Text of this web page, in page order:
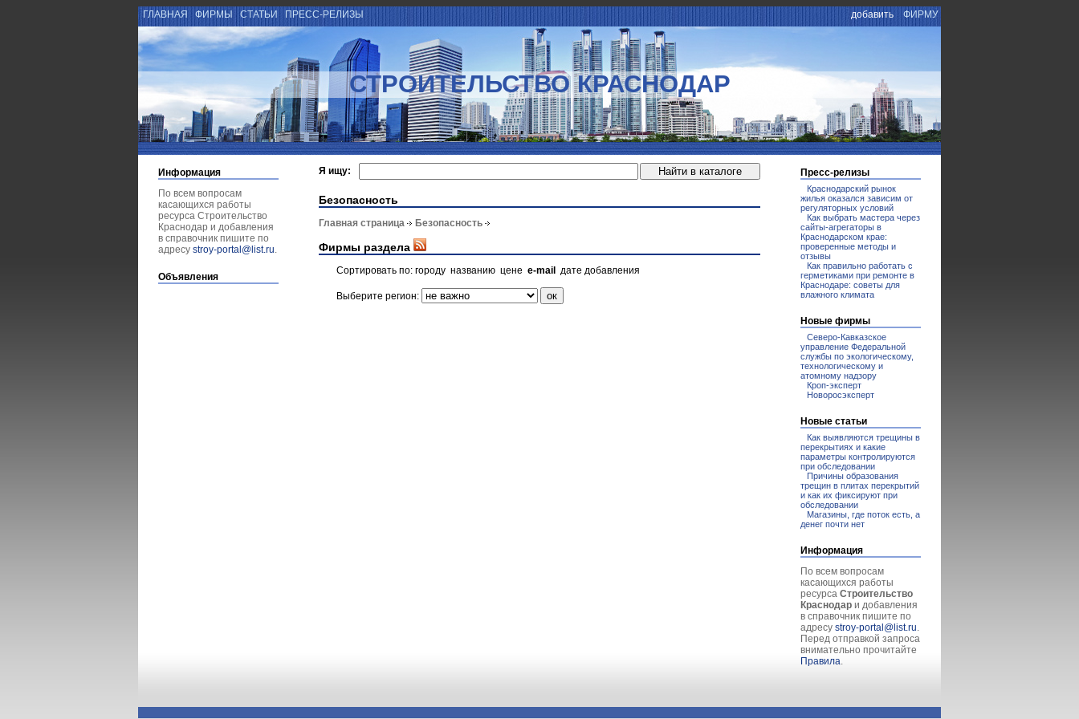
ГЛАВНАЯ ФИРМЫ СТАТЬИ ПРЕСС-РЕЛИЗЫ добавить ФИРМУ
СТРОИТЕЛЬСТВО КРАСНОДАР
Информация
По всем вопросам
касающихся работы
ресурса Строительство
Краснодар и добавления
в справочник пишите по
адресу stroy-portal@list.ru.
Объявления
Я ищу:
Безопасность
Главная страница Безопасность
Фирмы раздела
Сортировать по: городу названию цене e-mail дате добавления
Выберите регион:
Пресс-релизы
Краснодарский рынок
жилья оказался зависим от
регуляторных условий
Как выбрать мастера через
сайты-агрегаторы в
Краснодарском крае:
проверенные методы и
отзывы
Как правильно работать с
герметиками при ремонте в
Краснодаре: советы для
влажного климата
Новые фирмы
Северо-Кавказское
управление Федеральной
службы по экологическому,
технологическому и
атомному надзору
Кроп-эксперт
Новоросэксперт
Новые статьи
Как выявляются трещины в
перекрытиях и какие
параметры контролируются
при обследовании
Причины образования
трещин в плитах перекрытий
и как их фиксируют при
обследовании
Магазины, где поток есть, а
денег почти нет
Информация
По всем вопросам
касающихся работы
ресурса Строительство
Краснодар и добавления
в справочник пишите по
адресу stroy-portal@list.ru.
Перед отправкой запроса
внимательно прочитайте
Правила.